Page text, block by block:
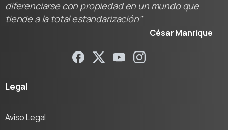
diferenciarse con propiedad en un mundo que
tiende a la total estandarización"
César Manrique
Legal
Aviso Legal